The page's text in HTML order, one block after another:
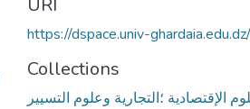
URI
https://dspace.univ-
Collections
الإقتصادية ؛التجارية وعلوم التسيير